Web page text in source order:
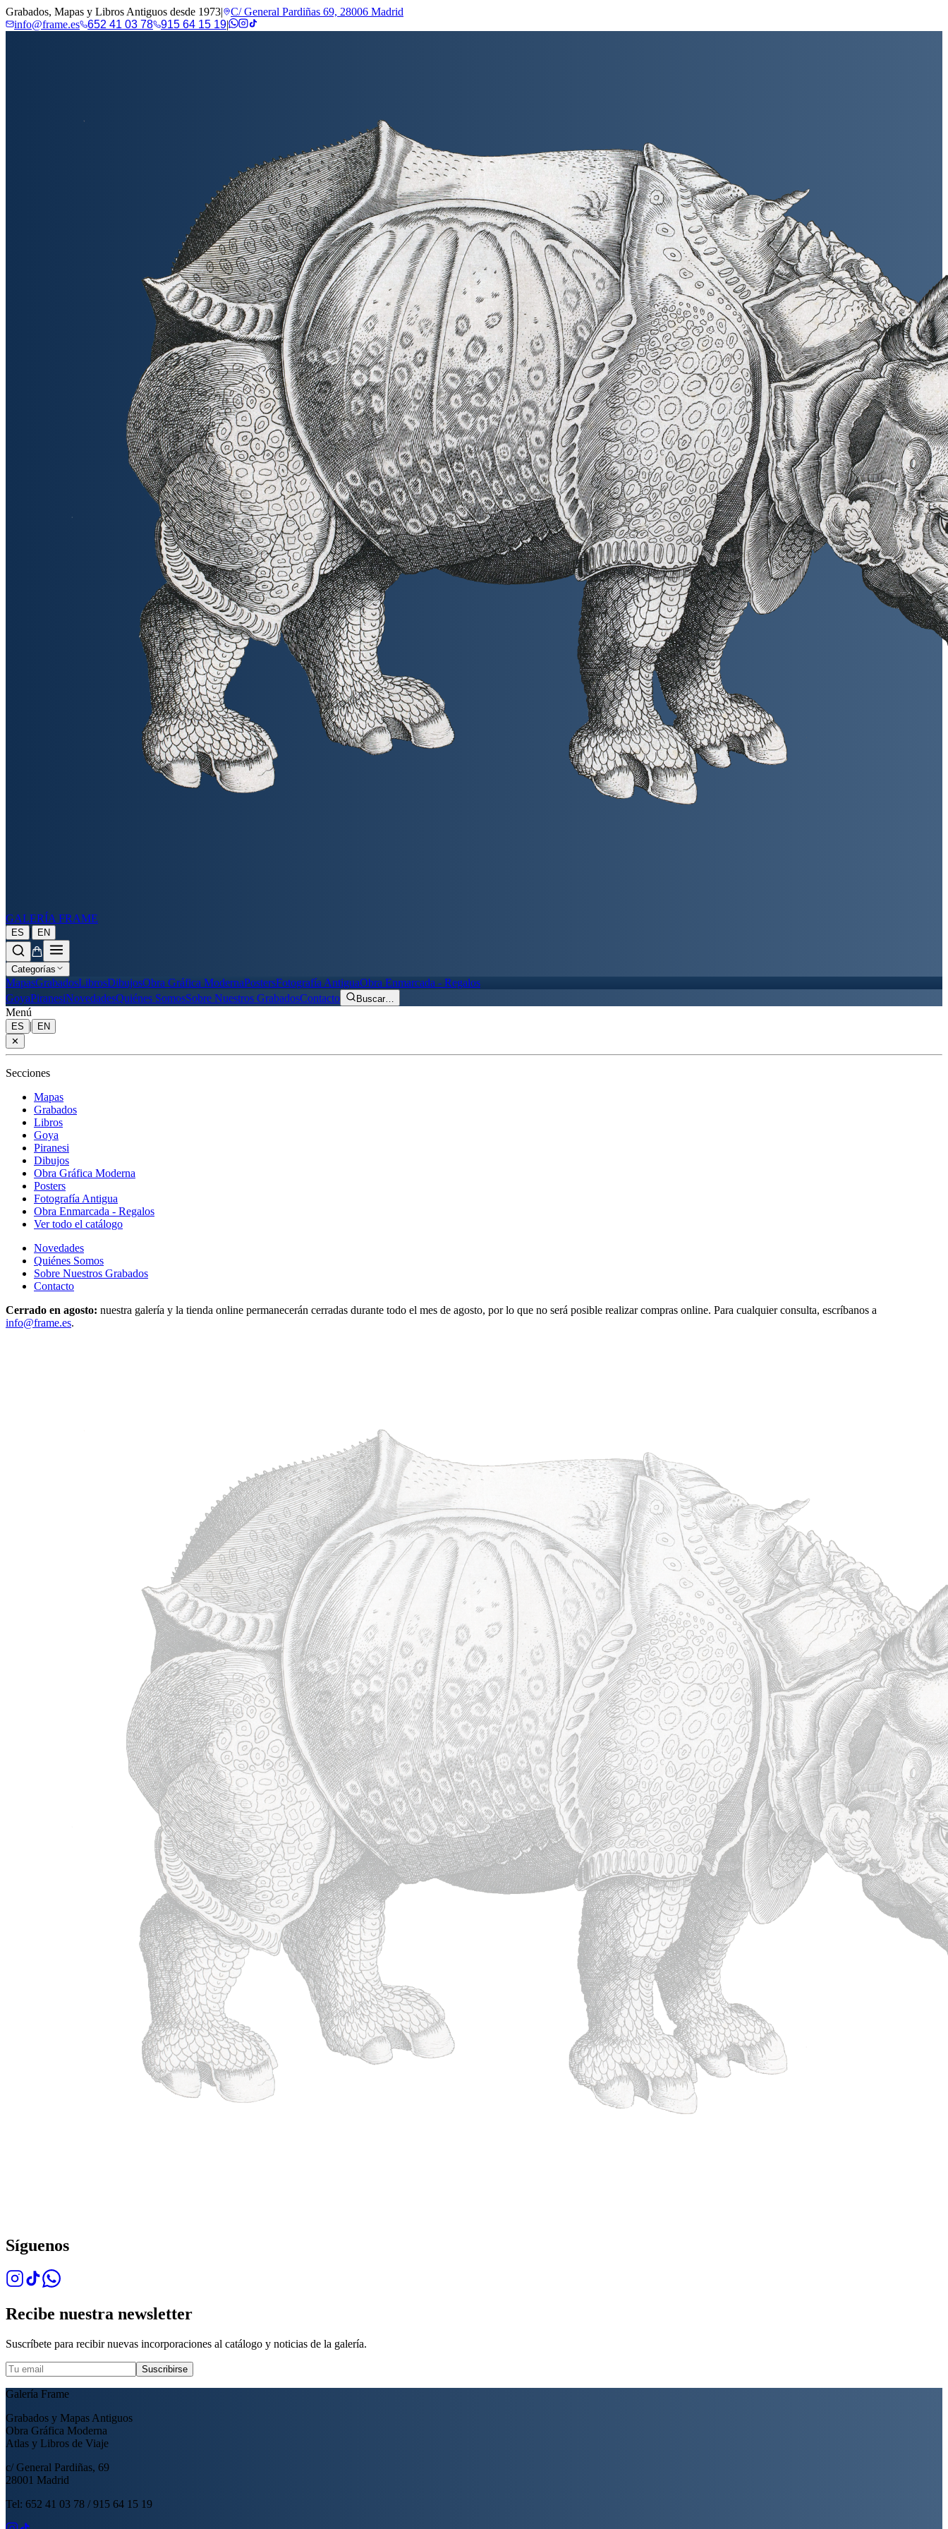
Grabados, Mapas y Libros Antiguos desde 1973|
C/ General Pardiñas 69, 28006 Madrid
info@frame.es
652 41 03 78 915 64 15 19|
GALERÍA FRAME
ES | EN
Categorías
MapasGrabadosLibrosDibujosObra Gráfica ModernaPostersFotografía AntiguaObra Enmarcada - Regalos
GoyaPiranesiNovedadesQuiénes SomosSobre Nuestros GrabadosContacto Buscar…
Menú
ES |
EN
✕
Secciones
Mapas
Grabados
Libros
Goya
Piranesi
Dibujos
Obra Gráfica Moderna
Posters
Fotografía Antigua
Obra Enmarcada - Regalos
Ver todo el catálogo
Novedades
Quiénes Somos
Sobre Nuestros Grabados
Contacto
Cerrado en agosto: nuestra galería y la tienda online permanecerán cerradas durante todo el mes de agosto, por lo que no será posible realizar compras online. Para cualquier consulta, escríbanos a
info@frame.es.
Síguenos
Recibe nuestra newsletter
Suscríbete para recibir nuevas incorporaciones al catálogo y noticias de la galería.
Suscribirse
Galería Frame
Grabados y Mapas Antiguos
Obra Gráfica Moderna
Atlas y Libros de Viaje
c/ General Pardiñas, 69
28001 Madrid
Tel: 652 41 03 78 / 915 64 15 19